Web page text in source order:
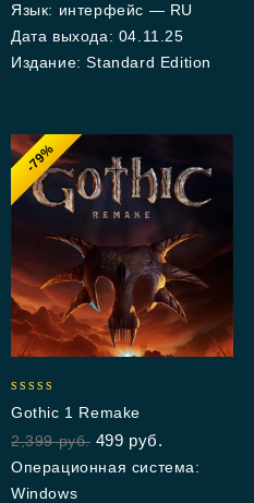
Язык: интерфейс — RU
Дата выхода: 04.11.25
Издание: Standard Edition
-79%
out of 5
Gothic 1 Remake
2,399руб. 499 руб.
Операционная система:
Windows